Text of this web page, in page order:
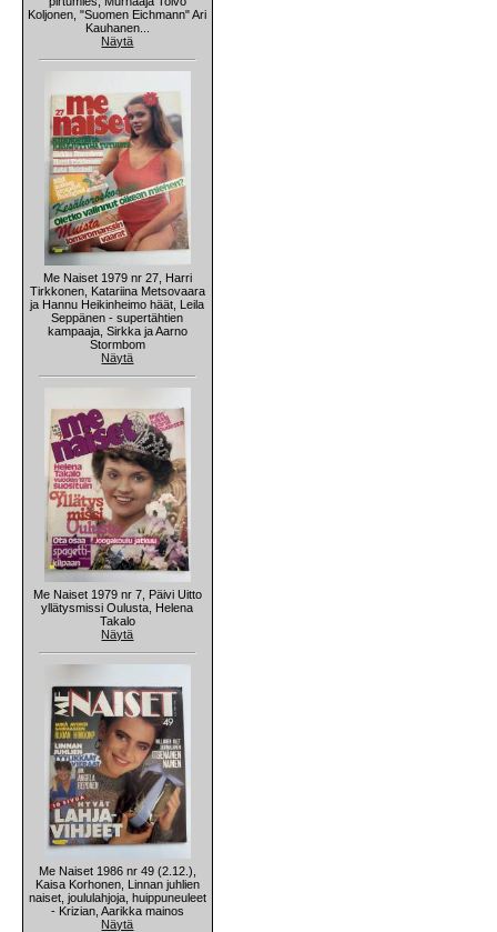
Koljonen, "Suomen Eichmann" Ari
Kauhanen...
Näytä
Me Naiset 1979 nr 27, Harri
Tirkkonen, Katariina Metsovaara
ja Hannu Heikinheimo häät, Leila
Seppänen - supertähtien
kampaaja, Sirkka ja Aarno
Stormbom
Näytä
Me Naiset 1979 nr 7, Päivi Uitto
yllätysmissi Oulusta, Helena
Takalo
Näytä
Me Naiset 1986 nr 49 (2.12.),
Kaisa Korhonen, Linnan juhlien
naiset, joululahjoja, huippuneuleet
- Krizian, Aarikka mainos
Näytä